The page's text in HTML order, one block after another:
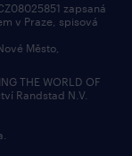
zapsaná
v Praze, spisová
Město,
THE WORLD OF
Randstad N.V.